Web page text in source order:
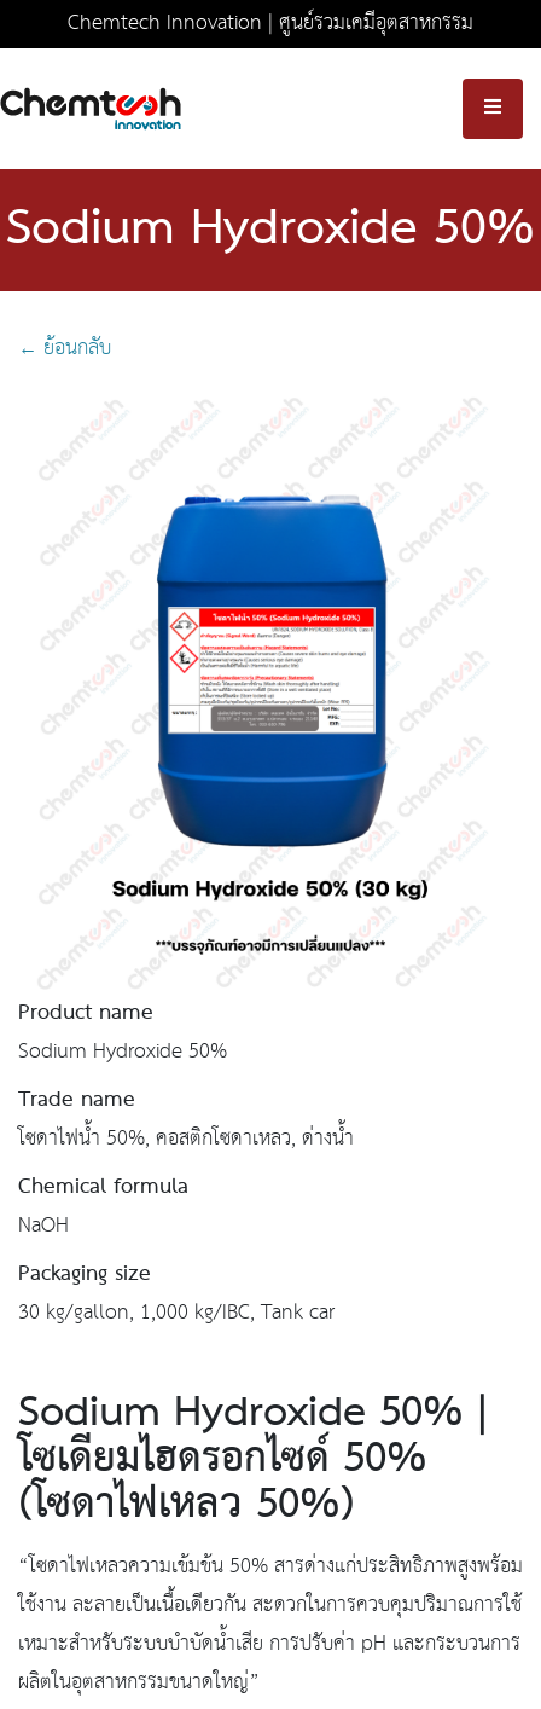
Chemtech Innovation | ศูนย์รวมเคมีอุตสาหกรรม
Sodium Hydroxide 50%
← ย้อนกลับ
Product name
Sodium Hydroxide 50%
Trade name
โซดาไฟน้ำ 50%, คอสติกโซดาเหลว, ด่างน้ำ
Chemical formula
NaOH
Packaging size
30 kg/gallon, 1,000 kg/IBC, Tank car
Sodium Hydroxide 50% |
โซเดียมไฮดรอกไซด์ 50%
(โซดาไฟเหลว 50%)
“โซดาไฟเหลวความเข้มข้น 50% สารด่างแก่ประสิทธิภาพสูงพร้อม
ใช้งาน ละลายเป็นเนื้อเดียวกัน สะดวกในการควบคุมปริมาณการใช้
เหมาะสำหรับระบบบำบัดน้ำเสีย การปรับค่า pH และกระบวนการ
ผลิตในอุตสาหกรรมขนาดใหญ่”